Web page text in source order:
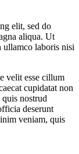
elit, sed do
aliqua. Ut
ullamco laboris nisi
velit esse cillum
cupidatat non
nostrud
deserunt
veniam, quis